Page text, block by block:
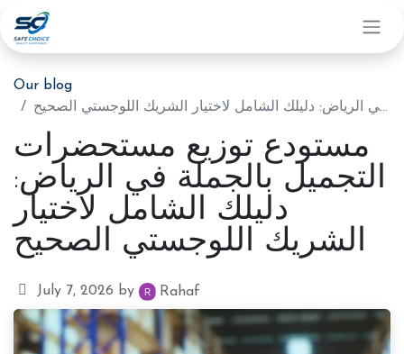
Our blog
مستودع توزيع مستحضرات التجميل بالجملة في الرياض: دليلك الشامل لاختيار الشريك اللوجستي الصحيح
مستودع توزيع مستحضرات
التجميل بالجملة في الرياض:
دليلك الشامل لاختيار
الشريك اللوجستي الصحيح
July 7, 2026 by Rahaf